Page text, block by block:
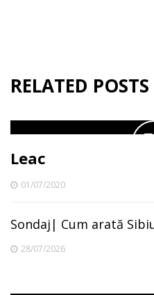
RELATED POSTS
Leac
01/07/2020
Sondaj| Cum arată
28/07/2026